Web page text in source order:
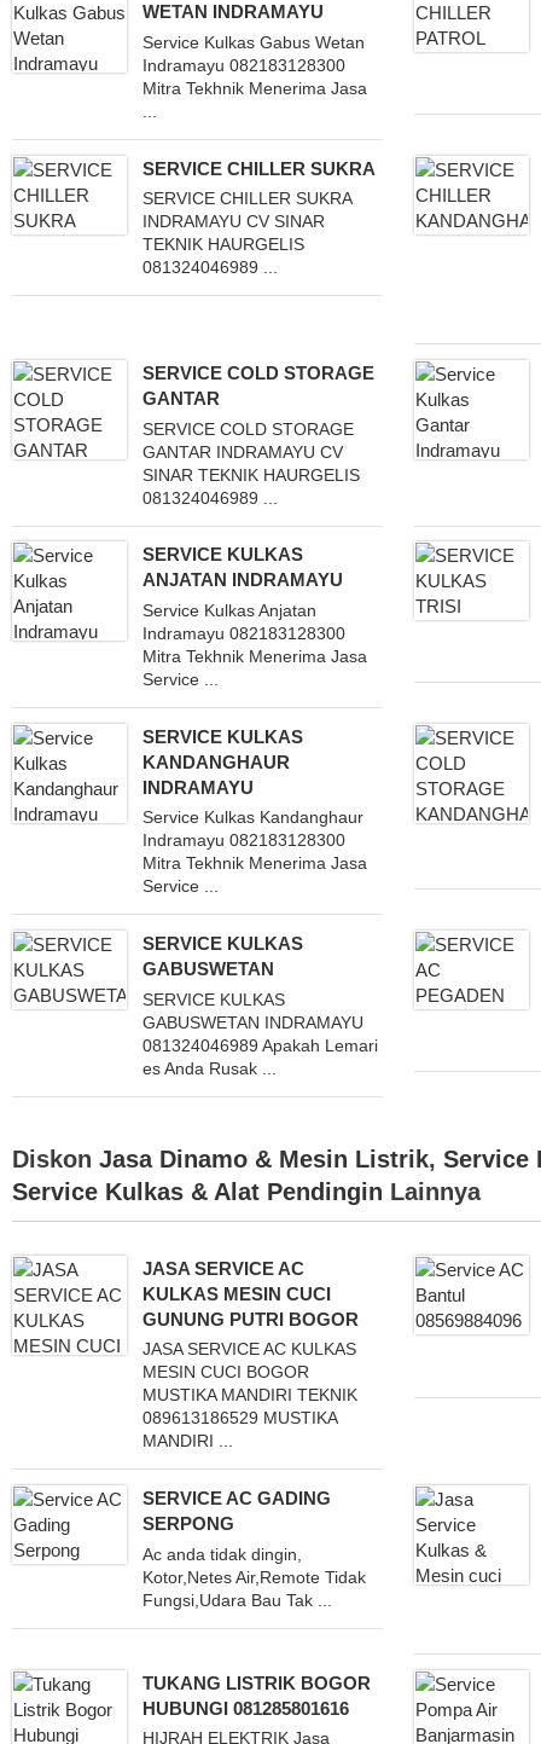
WETAN INDRAMAYU
Service Kulkas Gabus Wetan
Indramayu 082183128300
Mitra Tekhnik Menerima Jasa
SERVICE CHILLER SUKRA
SERVICE CHILLER SUKRA
INDRAMAYU CV SINAR
TEKNIK HAURGELIS
081324046989 ...
SERVICE COLD STORAGE
GANTAR
SERVICE COLD STORAGE
GANTAR INDRAMAYU CV
SINAR TEKNIK HAURGELIS
081324046989 ...
SERVICE KULKAS
ANJATAN INDRAMAYU
Service Kulkas Anjatan
Indramayu 082183128300
Mitra Tekhnik Menerima Jasa
Service ...
SERVICE KULKAS
KANDANGHAUR
INDRAMAYU
Service Kulkas Kandanghaur
Indramayu 082183128300
Mitra Tekhnik Menerima Jasa
Service ...
SERVICE KULKAS
GABUSWETAN
SERVICE KULKAS
GABUSWETAN INDRAMAYU
081324046989 Apakah Lemari
es Anda Rusak ...
Diskon Jasa Dinamo & Mesin Listrik, Service
Service Kulkas & Alat Pendingin Lainnya
JASA SERVICE AC
KULKAS MESIN CUCI
GUNUNG PUTRI BOGOR
JASA SERVICE AC KULKAS
MESIN CUCI BOGOR
MUSTIKA MANDIRI TEKNIK
089613186529 MUSTIKA
MANDIRI ...
SERVICE AC GADING
SERPONG
Ac anda tidak dingin,
Kotor,Netes Air,Remote Tidak
Fungsi,Udara Bau Tak ...
TUKANG LISTRIK BOGOR
HUBUNGI 081285801616
HIJRAH ELEKTRIK Jasa